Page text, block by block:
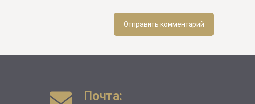
Почта: